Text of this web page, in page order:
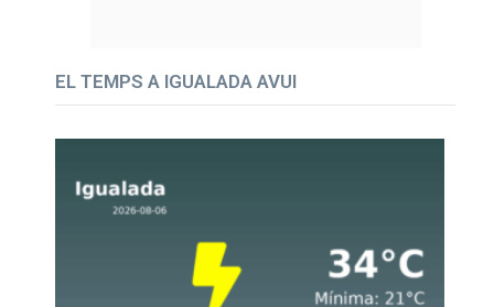
EL TEMPS A IGUALADA AVUI